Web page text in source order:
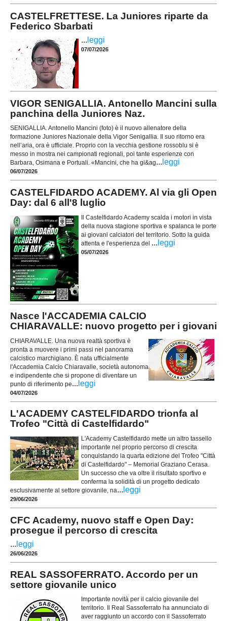
CASTELFRETTESE. La Juniores riparte da
Federico Sbarbati
... leggi
07/07/2026
VIGOR SENIGALLIA. Antonello Mancini sulla
panchina della Juniores Naz.
SENIGALLIA. Antonello Mancini (foto) è il nuovo allenatore della
formazione Juniores Nazionale della Vigor Senigallia. Il suo ritorno era
nell’aria, ora è ufficiale. Proprio con la vecchia gestione rossoblu si è
messo in mostra nei campionati regionali, poi tante esperienze con
Barbara, Osimana e Portuali. «Mancini, che ha gi&ag... leggi
06/07/2026
CASTELFIDARDO ACADEMY. Al via gli Open
Day: dal 6 all'8 luglio
Il Castelfidardo Academy scalda i motori in vista
della nuova stagione sportiva e spalanca le porte
ai giovani calciatori del territorio. Sotto la guida
attenta e l'esperienza del ... leggi
05/07/2026
Nasce l'ACCADEMIA CALCIO
CHIARAVALLE: nuovo progetto per i giovani
CHIARAVALLE. Una nuova realtà sportiva è
pronta a muovere i primi passi nel panorama
calcistico marchigiano. È nata ufficialmente
l'Accademia Calcio Chiaravalle, società autonoma
e indipendente che si propone di diventare un
punto di riferimento pe... leggi
04/07/2026
L'ACADEMY CASTELFIDARDO trionfa al
Trofeo "Città di Castelfidardo"
L'Academy Castelfidardo mette un altro tassello
importante nel proprio percorso di crescita
conquistando la quarta edizione del Trofeo "Città
di Castelfidardo" – Memorial Graziano Cerasa.
Un successo che va oltre il risultato sportivo e
conferma la solidità di un progetto dedicato
esclusivamente al settore giovanile, na... leggi
29/06/2026
CFC Academy, nuovo staff e Open Day:
prosegue il percorso di crescita
... leggi
26/06/2026
REAL SASSOFERRATO. Accordo per un
settore giovanile unico
Importante novità per il calcio giovanile del
territorio. Il Real Sassoferrato ha annunciato di
aver raggiunto un accordo con il Sassoferrato